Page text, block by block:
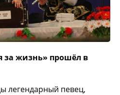
за жизнь» прошёл в
легендарный певец,